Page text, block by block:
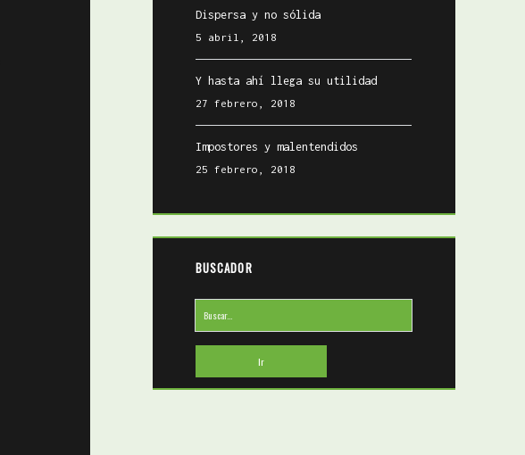
Dispersa y no sólida
5 abril, 2018
Y hasta ahí llega su utilidad
27 febrero, 2018
Impostores y malentendidos
25 febrero, 2018
BUSCADOR